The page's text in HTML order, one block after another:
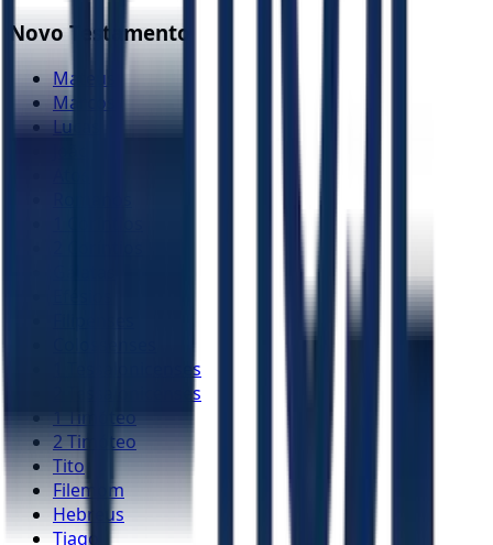
Novo Testamento
Mateus
Marcos
Lucas
1 Tessalonicenses
2 Tessalonicenses
1 Timóteo
2 Timóteo
Tito
Filemom
Hebreus
Tiago